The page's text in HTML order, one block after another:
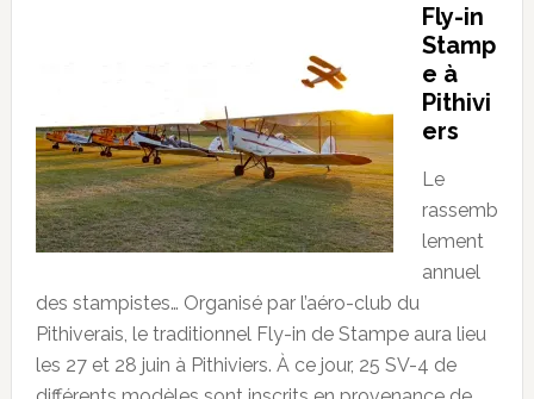
Fly-in
Stamp
e à
Pithivi
ers
Le
rassemb
lement
annuel
des stampistes… Organisé par l’aéro-club du
Pithiverais, le traditionnel Fly-in de Stampe aura lieu
les 27 et 28 juin à Pithiviers. À ce jour, 25 SV-4 de